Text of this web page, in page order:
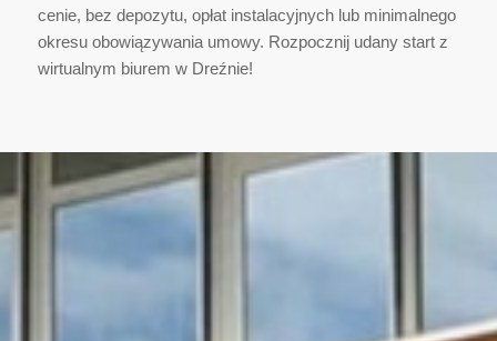
cenie, bez depozytu, opłat instalacyjnych lub minimalnego
okresu obowiązywania umowy. Rozpocznij udany start z
wirtualnym biurem w Dreźnie!